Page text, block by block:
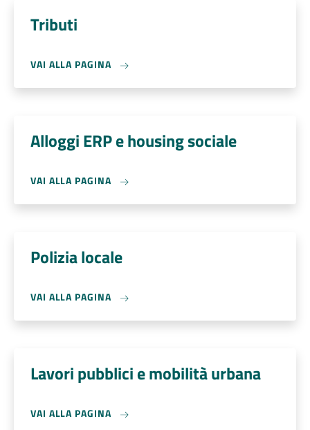
Tributi
VAI ALLA PAGINA
Alloggi ERP e housing sociale
VAI ALLA PAGINA
Polizia locale
VAI ALLA PAGINA
Lavori pubblici e mobilità urbana
VAI ALLA PAGINA